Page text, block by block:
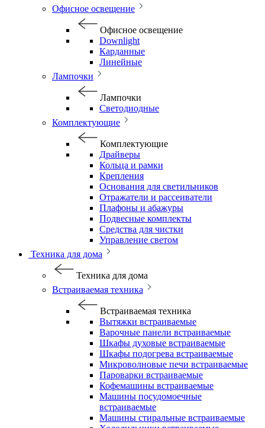
Офисное освещение
Офисное освещение
Downlight
Карданные
Линейные
Лампочки
Лампочки
Светодиодные
Комплектующие
Комплектующие
Драйверы
Кольца и рамки
Крепления
Основания для светильников
Отражатели и рассеиватели
Плафоны и абажуры
Подвесные комплекты
Средства для чистки
Управление светом
Техника для дома
Техника для дома
Встраиваемая техника
Встраиваемая техника
Вытяжки встраиваемые
Варочные панели встраиваемые
Шкафы духовые встраиваемые
Шкафы подогрева встраиваемые
Микроволновые печи встраиваемые
Пароварки встраиваемые
Кофемашины встраиваемые
Машины посудомоечные
встраиваемые
Машины стиральные встраиваемые